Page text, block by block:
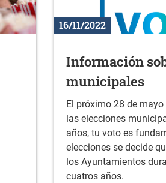
16/11/2022
Información
municipales
El próximo 28 de
las elecciones
años, tu voto es
elecciones se decide
los Ayuntamientos
cuatros años.